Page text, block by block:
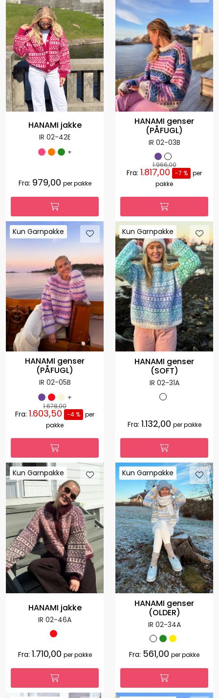
HANAMI jakke
IR 02-42E
+
Fra: 979,00 per pakke
HANAMI genser
(PÅFUGL)
IR 02-03B
1.966,00
Fra: 1.817,00 -7 % per
pakke
Kun Garnpakke
Kun Garnpakke
HANAMI genser
(PÅFUGL)
IR 02-05B
+
1.678,00
Fra: 1.603,50 -4 % per
pakke
Kun Garnpakke
Kun Garnpakke
HANAMI genser
(SOFT)
IR 02-31A
Fra: 1.132,00 per pakke
Kun Garnpakke
Kun Garnpakke
HANAMI jakke
IR 02-46A
Fra: 1.710,00 per pakke
Kun Garnpakke
Kun Garnpakke
HANAMI genser
(OLDER)
IR 02-34A
Fra: 561,00 per pakke